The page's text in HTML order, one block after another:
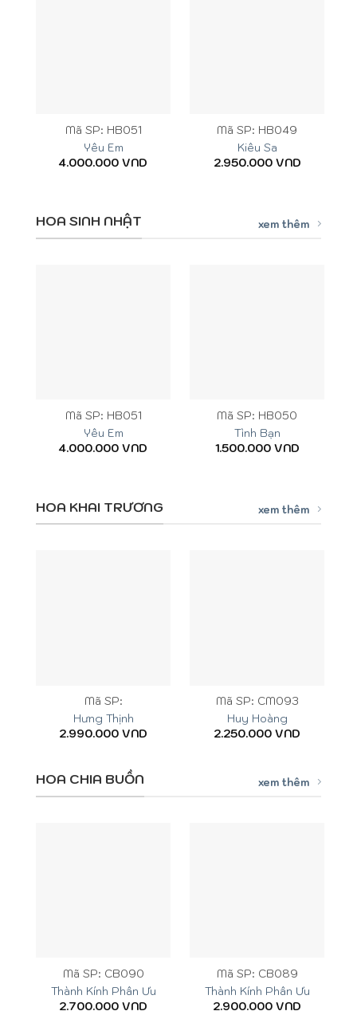
Mã SP: HB051
Yêu Em
4.000.000 VND
Mã SP: HB049
Kiêu Sa
2.950.000VND
HOA SINH NHẬT xem thêm
Mã SP: HB051
Yêu Em
4.000.000 VND
Mã SP: HB050
Tình Bạn
1.500.000VND
HOA KHAI TRƯƠNG xem thêm
Mã SP:
Hưng Thịnh
2.990.000 VND
Mã SP: CM093
Huy Hoàng
2.250.000 VND
HOA CHIA BUỒN xem thêm
Mã SP: CB090
Thành Kính Phân Ưu
2.700.000 VND
Mã SP: CB089
Thành Kính Phân Ưu
2.900.000 VND